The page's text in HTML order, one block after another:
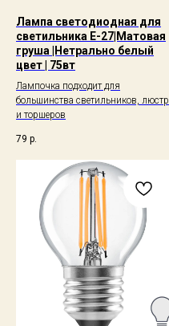
Лампа светодиодная для
светильника Е-27|Матовая
груша |Нетрально белый
цвет | 75вт
Лампочка подходит для
большинства светильников, люстр
и торшеров
79 р.